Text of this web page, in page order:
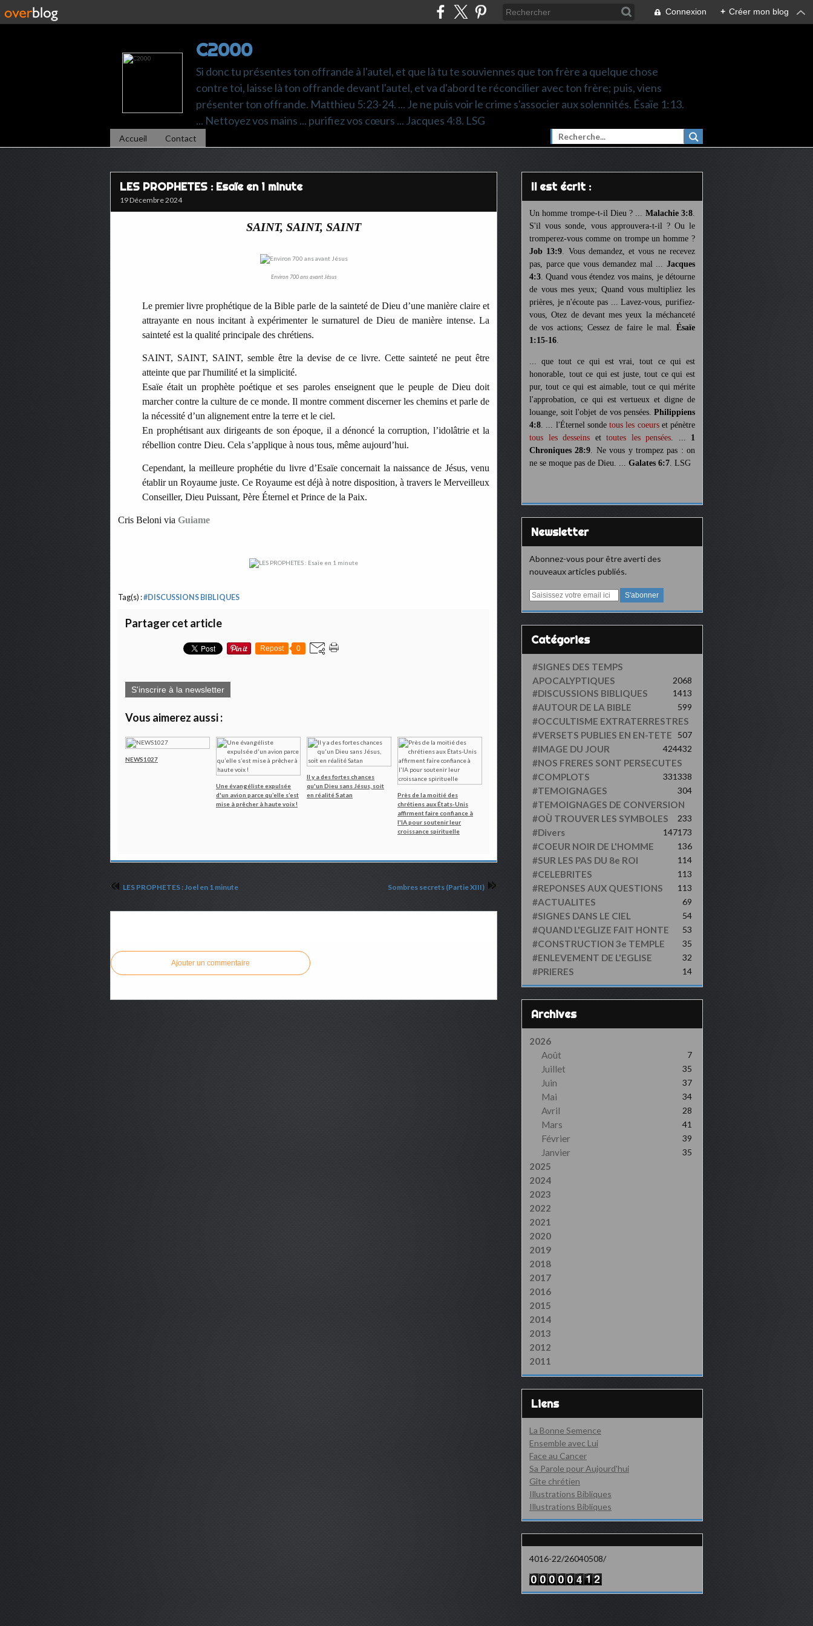
Connexion + Créer mon blog
C2000
Si donc tu présentes ton offrande à l'autel, et que là tu te souviennes que ton frère a quelque chose
contre toi, laisse là ton offrande devant l'autel, et va d'abord te réconcilier avec ton frère; puis, viens
présenter ton offrande. Matthieu 5:23-24. ... Je ne puis voir le crime s'associer aux solennités. Ésaïe 1:13.
... Nettoyez vos mains ... purifiez vos cœurs ... Jacques 4:8. LSG
Accueil Contact
LES PROPHETES : Esaïe en 1 minute
19 Décembre 2024
SAINT, SAINT, SAINT
Environ 700 ans avant Jésus
Le premier livre prophétique de la Bible parle de la sainteté de Dieu d’une manière claire et
attrayante en nous incitant à expérimenter le surnaturel de Dieu de manière intense. La
sainteté est la qualité principale des chrétiens.
SAINT, SAINT, SAINT, semble être la devise de ce livre. Cette sainteté ne peut être
atteinte que par l'humilité et la simplicité.
Esaïe était un prophète poétique et ses paroles enseignent que le peuple de Dieu doit
marcher contre la culture de ce monde. Il montre comment discerner les chemins et parle de
la nécessité d’un alignement entre la terre et le ciel.
En prophétisant aux dirigeants de son époque, il a dénoncé la corruption, l’idolâtrie et la
rébellion contre Dieu. Cela s’applique à nous tous, même aujourd’hui.
Cependant, la meilleure prophétie du livre d’Esaïe concernait la naissance de Jésus, venu
établir un Royaume juste. Ce Royaume est déjà à notre disposition, à travers le Merveilleux
Conseiller, Dieu Puissant, Père Éternel et Prince de la Paix.
Cris Beloni via Guiame
Tag(s) :#DISCUSSIONS BIBLIQUES
Partager cet article
Repost 0
S'inscrire à la newsletter
Vous aimerez aussi :
NEWS1027
Une évangéliste expulsée
d'un avion parce qu’elle s’est
mise à prêcher à haute voix !
Il y a des fortes chances
qu'un Dieu sans Jésus, soit
en réalité Satan
Près de la moitié des
chrétiens aux États-Unis
affirment faire confiance à
l'IA pour soutenir leur
croissance spirituelle
LES PROPHETES : Joel en 1 minute Sombres secrets (Partie XIII)
Ajouter un commentaire
Il est écrit :
Un homme trompe-t-il Dieu ? ... Malachie 3:8.
S'il vous sonde, vous approuvera-t-il ? Ou le
tromperez-vous comme on trompe un homme ?
Job 13:9. Vous demandez, et vous ne recevez
pas, parce que vous demandez mal ... Jacques
4:3. Quand vous étendez vos mains, je détourne
de vous mes yeux; Quand vous multipliez les
prières, je n'écoute pas ... Lavez-vous, purifiez-
vous, Otez de devant mes yeux la méchanceté
de vos actions; Cessez de faire le mal. Ésaïe
1:15-16.
... que tout ce qui est vrai, tout ce qui est
honorable, tout ce qui est juste, tout ce qui est
pur, tout ce qui est aimable, tout ce qui mérite
l'approbation, ce qui est vertueux et digne de
louange, soit l'objet de vos pensées. Philippiens
4:8. ... l'Éternel sonde tous les coeurset pénètre
tous les desseins et toutes les pensées. ... 1
Chroniques 28:9. Ne vous y trompez pas : on
ne se moque pas de Dieu. ... Galates 6:7. LSG
Newsletter
Abonnez-vous pour être averti des
nouveaux articles publiés.
E
a
i
Catégories
#SIGNES DES TEMPS
APOCALYPTIQUES 2068
#DISCUSSIONS BIBLIQUES 1413
#AUTOUR DE LA BIBLE 599
#OCCULTISME EXTRATERRESTRES
507
#VERSETS PUBLIES EN EN-TETE
432
#IMAGE DU JOUR 424
#NOS FRERES SONT PERSECUTES
338
#COMPLOTS 331
#TEMOIGNAGES 304
#TEMOIGNAGES DE CONVERSION
233
#OÙ TROUVER LES SYMBOLES
173
#Divers 147
#COEUR NOIR DE L'HOMME 136
#SUR LES PAS DU 8e ROI 114
#CELEBRITES 113
#REPONSES AUX QUESTIONS 113
#ACTUALITES 69
#SIGNES DANS LE CIEL 54
#QUAND L'EGLIZE FAIT HONTE 53
#CONSTRUCTION 3e TEMPLE 35
#ENLEVEMENT DE L'EGLISE 32
#PRIERES 14
Archives
2026
Août
7
Juillet 35
Juin 37
Mai 34
Avril 28
Mars 41
Février 39
Janvier 35
2025
2024
2023
2022
2021
2020
2019
2018
2017
2016
2015
2014
2013
2012
2011
Liens
La Bonne Semence
Ensemble avec Lui
Face au Cancer
Sa Parole pour Aujourd'hui
Gîte chrétien
Illustrations Bibliques
Illustrations Bibliques
4016-22/26040508/